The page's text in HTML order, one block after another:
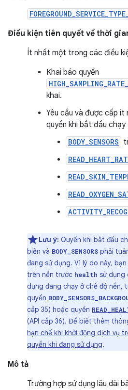
Điều kiện tiên quyết về thời
Ít nhất một trong các điều
Khai báo quyền
khai.
Yêu cầu và được cấp
quyền khi bắt đầu chạy
BODY_SENSORS
Lưu ý: Quyền khi bắt đầu
biến và BODY_SENSORS phải
đang sử dụng. Vì lý do này,
trên nền trước health sử dụng
dụng đang chạy ở chế độ nền,
quyền
cấp 35) hoặc quyền
(API cấp 36). Để biết thêm
hạn chế khi khởi động dịch vụ
quyền khi đang sử dụng.
Mô tả
Trường hợp sử dụng lâu dài